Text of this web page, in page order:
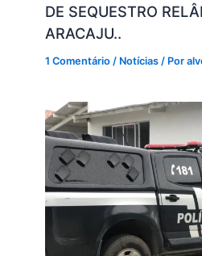
DE SEQUESTRO
ARACAJU..
1 Comentário / Notícias / Por